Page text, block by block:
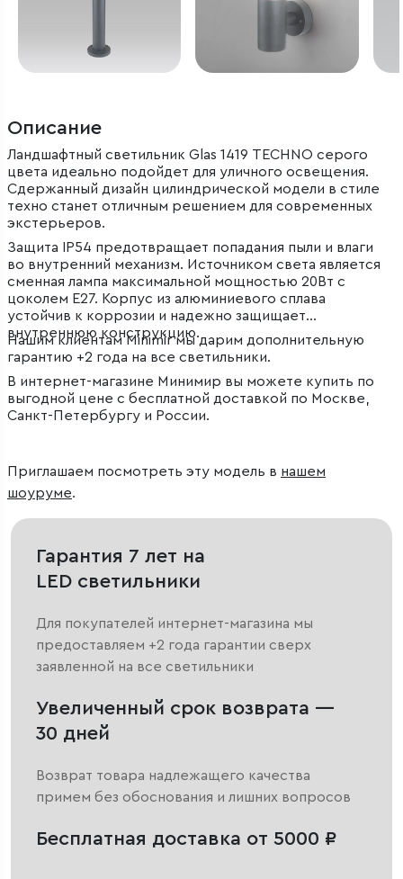
Описание
Ландшафтный светильник Glas 1419 TECHNO серого
цвета идеально подойдет для уличного освещения.
Сдержанный дизайн цилиндрической модели в стиле
техно станет отличным решением для современных
экстерьеров.
Защита IP54 предотвращает попадания пыли и влаги
во внутренний механизм. Источником света является
сменная лампа максимальной мощностью 20Вт с
цоколем E27. Корпус из алюминиевого сплава
устойчив к коррозии и надежно защищает
внутреннюю конструкцию.
Нашим клиентам Minimir мы дарим дополнительную
гарантию +2 года на все светильники.
В интернет-магазине Минимир вы можете купить по
выгодной цене с бесплатной доставкой по Москве,
Санкт-Петербургу и России.
Приглашаем посмотреть эту модель в нашем
шоуруме.
Гарантия 7 лет на
LED светильники
Для покупателей интернет-магазина мы
предоставляем +2 года гарантии сверх
заявленной на все светильники
Увеличенный срок возврата —
30 дней
Возврат товара надлежащего качества
примем без обоснования и лишних вопросов
Бесплатная доставка от 5000 ₽